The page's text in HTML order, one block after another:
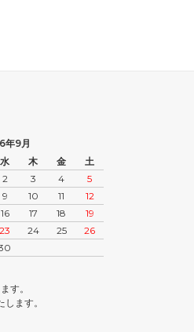
年9月
水 木 金
土
2 3 4
5
9 10 11
12
16 17 18
19
23 24 25
26
す。
ます。